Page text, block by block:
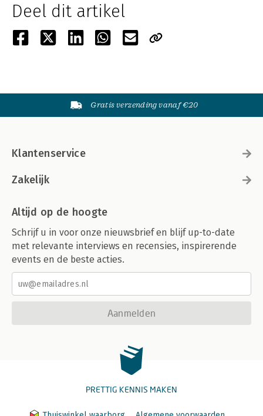
Deel dit artikel
Gratis verzending vanaf €20
Klantenservice
Zakelijk
Altijd op de hoogte
Schrijf u in voor onze nieuwsbrief en blijf up-to-date
met relevante interviews en recensies, inspirerende
events en de beste acties.
Aanmelden
PRETTIG KENNIS MAKEN